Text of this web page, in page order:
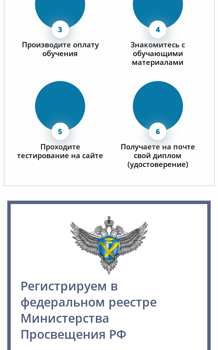
Производите оплату
обучения
Знакомитесь с
обучающими
материалами
Проходите
тестирование на сайте
Получаете на почте
свой диплом
(удостоверение)
Регистрируем в
федеральном реестре
Министерства
Просвещения РФ